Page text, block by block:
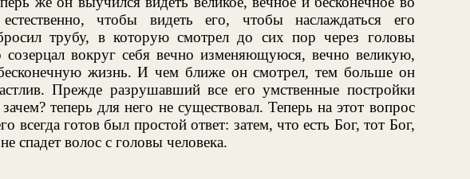
чтобы видеть его, чтобы наслаждаться его
трубу, в которую смотрел до сих пор через головы
созерцал вокруг себя вечно изменяющуюся, вечно великую,
жизнь. И чем ближе он смотрел, тем больше он
Прежде разрушавший все его умственные постройки
теперь для него не существовал. Теперь на этот вопрос
всегда готов был простой ответ: затем, что есть Бог, тот Бог,
спадет волос с головы человека.